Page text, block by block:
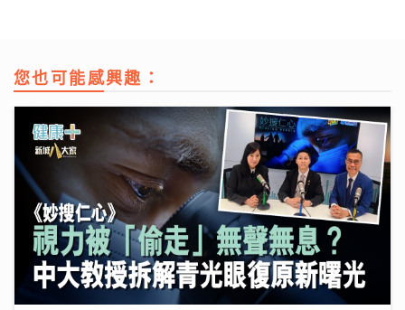
您也可能感興趣：